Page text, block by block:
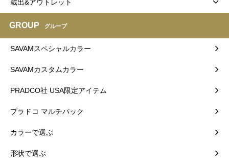
蔵出&アウトレット
GROUP グループ
SAVAMスペシャルカラー
SAVAMカスタムカラー
PRADCO社 USA限定アイテム
プラドコ マルチパック
カラーで選ぶ
形状で選ぶ